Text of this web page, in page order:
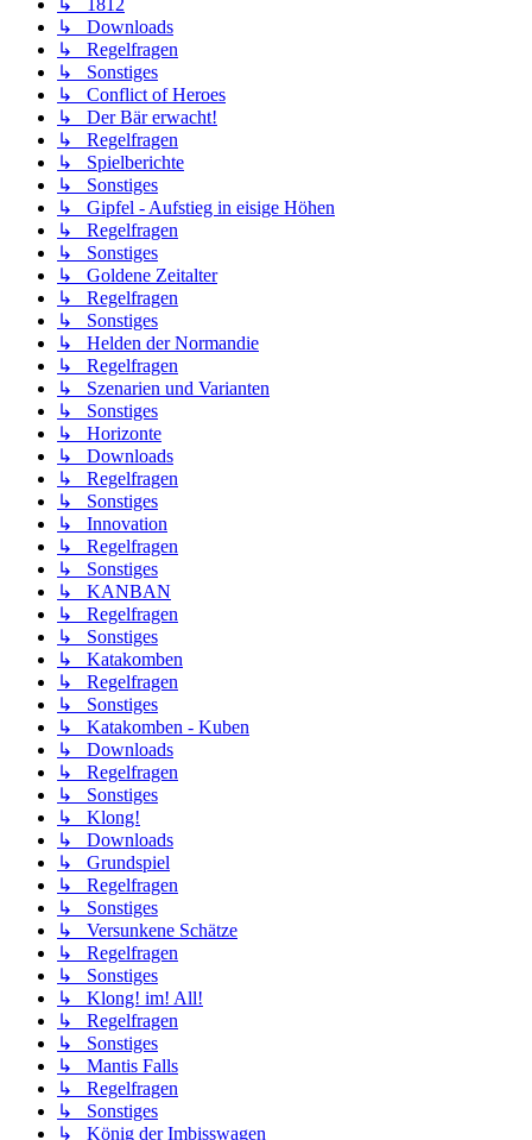
↳ 1812
↳ Downloads
↳ Regelfragen
↳ Sonstiges
↳ Conflict of Heroes
↳ Der Bär erwacht!
↳ Regelfragen
↳ Spielberichte
↳ Sonstiges
↳ Gipfel - Aufstieg in eisige Höhen
↳ Regelfragen
↳ Sonstiges
↳ Goldene Zeitalter
↳ Regelfragen
↳ Sonstiges
↳ Helden der Normandie
↳ Regelfragen
↳ Szenarien und Varianten
↳ Sonstiges
↳ Horizonte
↳ Downloads
↳ Regelfragen
↳ Sonstiges
↳ Innovation
↳ Regelfragen
↳ Sonstiges
↳ KANBAN
↳ Regelfragen
↳ Sonstiges
↳ Katakomben
↳ Regelfragen
↳ Sonstiges
↳ Katakomben - Kuben
↳ Downloads
↳ Regelfragen
↳ Sonstiges
↳ Klong!
↳ Downloads
↳ Grundspiel
↳ Regelfragen
↳ Sonstiges
↳ Versunkene Schätze
↳ Regelfragen
↳ Sonstiges
↳ Klong! im! All!
↳ Regelfragen
↳ Sonstiges
↳ Mantis Falls
↳ Regelfragen
↳ Sonstiges
↳ König der Imbisswagen